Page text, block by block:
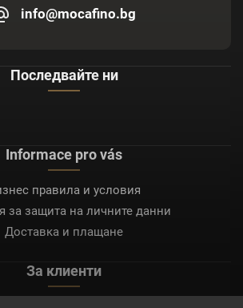
info@mocafino.bg
Последвайте ни
Informace pro vás
правила и условия
за защита на личните данни
Доставка и плащане
За клиенти